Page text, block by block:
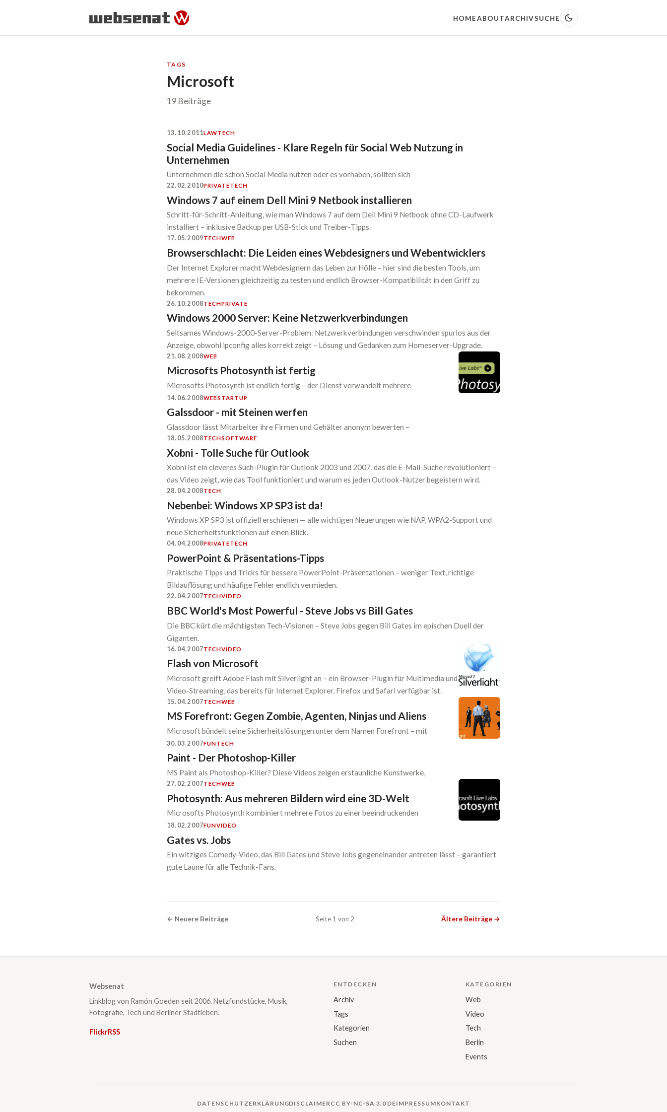
HOMEABOUTARCHIVSUCHE
TAGS
Microsoft
19 Beiträge
13.10.2011LAWTECH
Social Media Guidelines - Klare Regeln für Social Web Nutzung in
Unternehmen
Unternehmen die schon Social Media nutzen oder es vorhaben, sollten sich
22.02.2010PRIVATETECH
Windows 7 auf einem Dell Mini 9 Netbook installieren
Schritt-für-Schritt-Anleitung, wie man Windows 7 auf dem Dell Mini 9 Netbook ohne CD-Laufwerk
installiert – inklusive Backup per USB-Stick und Treiber-Tipps.
17.05.2009TECHWEB
Browserschlacht: Die Leiden eines Webdesigners und Webentwicklers
Der Internet Explorer macht Webdesignern das Leben zur Hölle – hier sind die besten Tools, um
mehrere IE-Versionen gleichzeitig zu testen und endlich Browser-Kompatibilität in den Griff zu
bekommen.
26.10.2008TECHPRIVATE
Windows 2000 Server: Keine Netzwerkverbindungen
Seltsames Windows-2000-Server-Problem: Netzwerkverbindungen verschwinden spurlos aus der
Anzeige, obwohl ipconfig alles korrekt zeigt – Lösung und Gedanken zum Homeserver-Upgrade.
21.08.2008WEB
Microsofts Photosynth ist fertig
Microsofts Photosynth ist endlich fertig – der Dienst verwandelt mehrere
14.06.2008WEBSTARTUP
Galssdoor - mit Steinen werfen
Glassdoor lässt Mitarbeiter ihre Firmen und Gehälter anonym bewerten –
18.05.2008TECHSOFTWARE
Xobni - Tolle Suche für Outlook
Xobni ist ein cleveres Such-Plugin für Outlook 2003 und 2007, das die E-Mail-Suche revolutioniert –
das Video zeigt, wie das Tool funktioniert und warum es jeden Outlook-Nutzer begeistern wird.
28.04.2008TECH
Nebenbei: Windows XP SP3 ist da!
Windows XP SP3 ist offiziell erschienen — alle wichtigen Neuerungen wie NAP, WPA2-Support und
neue Sicherheitsfunktionen auf einen Blick.
04.04.2008PRIVATETECH
PowerPoint & Präsentations-Tipps
Praktische Tipps und Tricks für bessere PowerPoint-Präsentationen – weniger Text, richtige
Bildauflösung und häufige Fehler endlich vermieden.
22.04.2007TECHVIDEO
BBC World's Most Powerful - Steve Jobs vs Bill Gates
Die BBC kürt die mächtigsten Tech-Visionen – Steve Jobs gegen Bill Gates im epischen Duell der
Giganten.
16.04.2007TECHVIDEO
Flash von Microsoft
Microsoft greift Adobe Flash mit Silverlight an – ein Browser-Plugin für Multimedia und
Video-Streaming, das bereits für Internet Explorer, Firefox und Safari verfügbar ist.
15.04.2007TECHWEB
MS Forefront: Gegen Zombie, Agenten, Ninjas und Aliens
Microsoft bündelt seine Sicherheitslösungen unter dem Namen Forefront – mit
30.03.2007FUNTECH
Paint - Der Photoshop-Killer
MS Paint als Photoshop-Killer? Diese Videos zeigen erstaunliche Kunstwerke,
27.02.2007TECHWEB
Photosynth: Aus mehreren Bildern wird eine 3D-Welt
Microsofts Photosynth kombiniert mehrere Fotos zu einer beeindruckenden
18.02.2007FUNVIDEO
Gates vs. Jobs
Ein witziges Comedy-Video, das Bill Gates und Steve Jobs gegeneinander antreten lässt – garantiert
gute Laune für alle Technik-Fans.
← Neuere Beiträge Seite 1 von 2 Ältere Beiträge →
Websenat
Linkblog von Ramón Goeden seit 2006. Netzfundstücke, Musik,
Fotografie, Tech und Berliner Stadtleben.
FlickrRSS
ENTDECKEN
Archiv
Tags
Kategorien
Suchen
KATEGORIEN
Web
Video
Tech
Berlin
Events
DATENSCHUTZERKLÄRUNGDISCLAIMERCC BY-NC-SA 3.0 DEIMPRESSUMKONTAKT